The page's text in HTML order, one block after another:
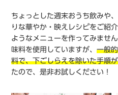
ちょっとした週末おうち飲みや
りな華やか・映えレシピをご紹
ようなメニューを作ってみませ
味料を使用していますが、一般
料で、下ごしらえを除いた手順
たので、是非お試しください！